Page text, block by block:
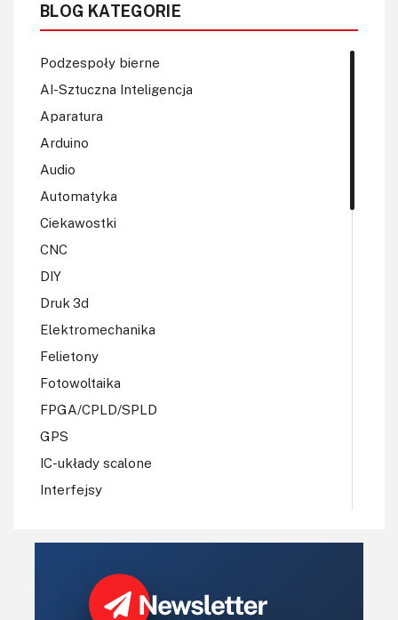
BLOG KATEGORIE
Podzespoły bierne
AI-Sztuczna Inteligencja
Aparatura
Arduino
Audio
Automatyka
Ciekawostki
CNC
DIY
Druk 3d
Elektromechanika
Felietony
Fotowoltaika
FPGA/CPLD/SPLD
GPS
IC-układy scalone
Interfejsy
Koła Naukowe